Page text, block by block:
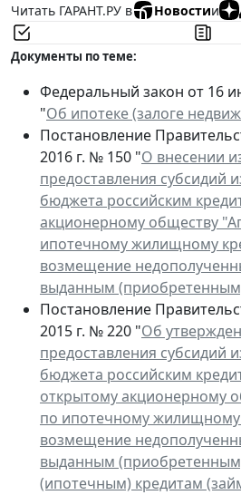
Читать ГАРАНТ.РУ в
Новостии
Документы по теме:
Федеральный закон от 16
"Об ипотеке (залоге
Постановление
2016 г. № 150 "О внесении
предоставления субсидий
бюджета российским
акционерному обществу
ипотечному жилищному
возмещение
выданным
Постановление
2015 г. № 220 "Об
предоставления субсидий
бюджета российским
открытому акционерному
по ипотечному
возмещение
выданным
(ипотечным) кредитам